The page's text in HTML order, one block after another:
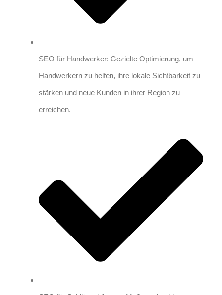
SEO für Handwerker: Gezielte Optimierung, um
Handwerkern zu helfen, ihre lokale Sichtbarkeit zu
stärken und neue Kunden in ihrer Region zu
erreichen.